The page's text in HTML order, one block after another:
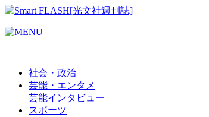
社会・政治
芸能・エンタメ
芸能インタビュー
スポーツ